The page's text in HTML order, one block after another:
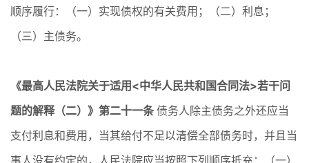
顺序履行：（一）实现债权的有关费用；（二）利息；
（三）主债务。
《最高人民法院关于适用<中华人民共和国合同法>若干问
题的解释（二）》第二十一条 债务人除主债务之外还应当
支付利息和费用，当其给付不足以清偿全部债务时，并且当
事人没有约定的，人民法院应当按照下列顺序抵充：（一）